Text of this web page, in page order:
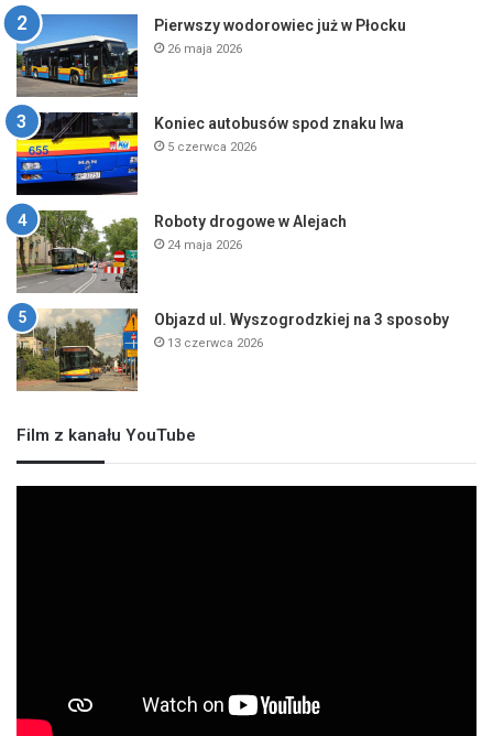
Pierwszy wodorowiec już w Płocku
26 maja 2026
Koniec autobusów spod znaku lwa
5 czerwca 2026
Roboty drogowe w Alejach
24 maja 2026
Objazd ul. Wyszogrodzkiej na 3 sposoby
13 czerwca 2026
Film z kanału YouTube